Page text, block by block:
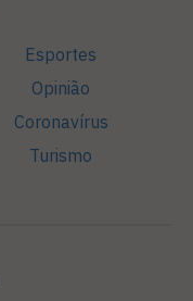
Esportes
Opinião
Coronavírus
Turismo